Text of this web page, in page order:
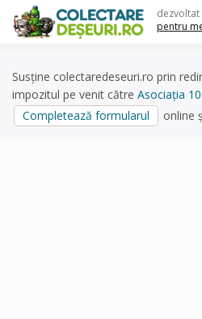
content
dezvoltat
pentru
Susține colectaredeseuri.ro prin
impozitul pe venit către Asociația
Completează formularul
online